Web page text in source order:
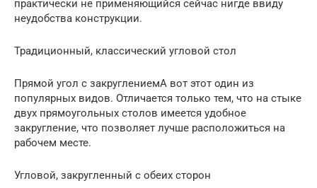
практически не применяющийся сейчас нигде ввиду
неудобства конструкции.
Традиционный, классический угловой стол
Прямой угол с закруглениемА вот этот один из
популярных видов. Отличается только тем, что на стыке
двух прямоугольных столов имеется удобное
закругление, что позволяет лучше расположиться на
рабочем месте.
Угловой, закругленный с обеих сторон